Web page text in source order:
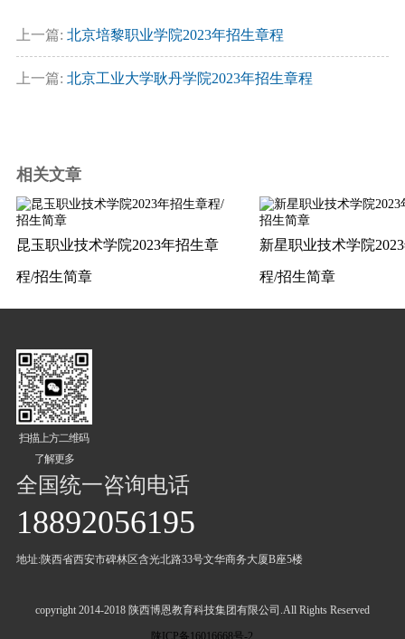
上一篇: 北京培黎职业学院2023年招生章程
上一篇: 北京工业大学耿丹学院2023年招生章程
相关文章
昆玉职业技术学院2023年招生章
程/招生简章
新星职业技术学院
程/招生简章
扫描上方二维码
了解更多
全国统一咨询电话
18892056195
地址:陕西省西安市碑林区含光北路33号文华商务大厦B座5楼
copyright 2014-2018 陕西博恩教育科技集团有限公司.All Rights Reserved
陕ICP备16016668号-2